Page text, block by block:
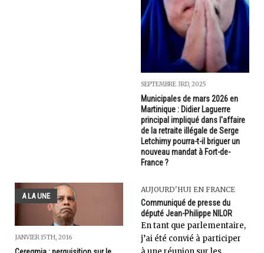
SEPTEMBRE 3RD, 2025
Municipales de mars 2026 en
Martinique : Didier Laguerre
principal impliqué dans l'affaire
de la retraite illégale de Serge
Letchimy pourra-t-il briguer un
nouveau mandat à Fort-de-
France ?
A LA UNE
JANVIER 15TH, 2016
AUJOURD'HUI EN FRANCE
Communiqué de presse du
député Jean-Philippe NILOR
En tant que parlementaire,
j’ai été convié à participer